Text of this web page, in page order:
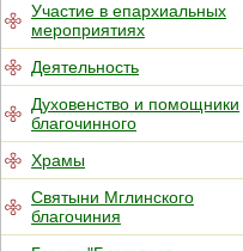
Участие в епархиальных
мероприятиях
Деятельность
Духовенство и помощники
благочинного
Храмы
Святыни Мглинского
благочиния